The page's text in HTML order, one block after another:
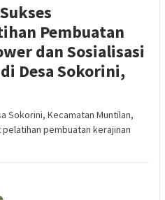
Pembuatan
dan Sosialisasi
Desa Sokorini,
Sokorini, Kecamatan Muntilan,
pembuatan kerajinan